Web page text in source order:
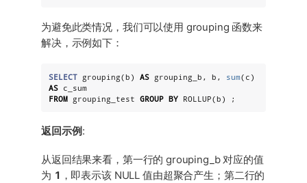
为避免此类情况，我们可以使用 grouping 函数来
解决，示例如下：
SELECT grouping(b) AS grouping_b, b, sum
AS
FROM grouping_test GROUP BY ROLLUP(b) ;
返回示例 :
从返回结果来看，第一行的 grouping_b 对应的值
为 1 ，即表示该 NULL 值由超聚合产生；第二行的